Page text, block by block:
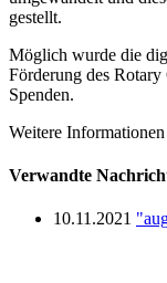
gestellt.
Möglich wurde die
Förderung des
Spenden.
Weitere
Verwandte
10.11.2021